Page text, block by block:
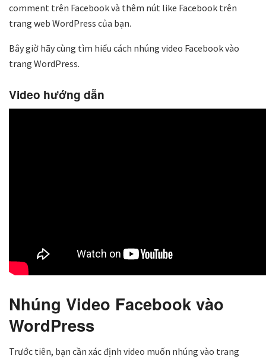
comment trên Facebook và thêm nút like Facebook trên
trang web WordPress của bạn.
Bây giờ hãy cùng tìm hiểu cách nhúng video Facebook vào
trang WordPress.
Video hướng dẫn
Nhúng Video Facebook vào
WordPress
Trước tiên, bạn cần xác định video muốn nhúng vào trang